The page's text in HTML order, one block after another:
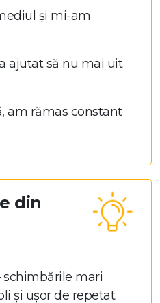
și mi-am
ajutat să nu mai uit
am rămas constant
din
schimbările mari
și ușor de repetat.